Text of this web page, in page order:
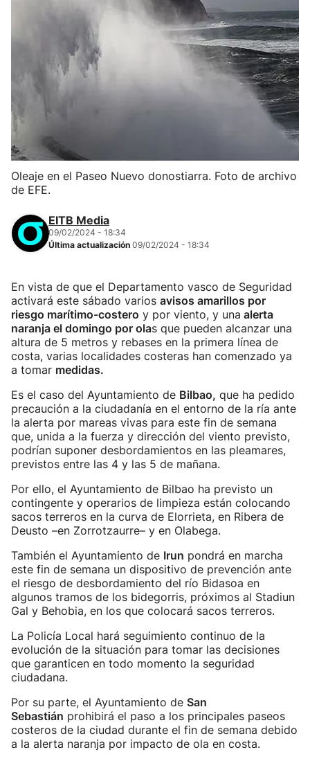
Oleaje en el Paseo Nuevo donostiarra. Foto de archivo
de EFE.
EITB Media
09/02/2024 - 18:34
Última actualización 09/02/2024 - 18:34
En vista de que el Departamento vasco de Seguridad
activará este sábado varios avisos amarillos por
riesgo marítimo-costero y por viento, y una alerta
naranja el domingo por olas que pueden alcanzar una
altura de 5 metros y rebases en la primera línea de
costa, varias localidades costeras han comenzado ya
a tomar medidas.
Es el caso del Ayuntamiento de Bilbao, que ha pedido
precaución a la ciudadanía en el entorno de la ría ante
la alerta por mareas vivas para este fin de semana
que, unida a la fuerza y dirección del viento previsto,
podrían suponer desbordamientos en las pleamares,
previstos entre las 4 y las 5 de mañana.
Por ello, el Ayuntamiento de Bilbao ha previsto un
contingente y operarios de limpieza están colocando
sacos terreros en la curva de Elorrieta, en Ribera de
Deusto –en Zorrotzaurre– y en Olabega.
También el Ayuntamiento de Irun pondrá en marcha
este fin de semana un dispositivo de prevención ante
el riesgo de desbordamiento del río Bidasoa en
algunos tramos de los bidegorris, próximos al Stadiun
Gal y Behobia, en los que colocará sacos terreros.
La Policía Local hará seguimiento continuo de la
evolución de la situación para tomar las decisiones
que garanticen en todo momento la seguridad
ciudadana.
Por su parte, el Ayuntamiento de San
Sebastián prohibirá el paso a los principales paseos
costeros de la ciudad durante el fin de semana debido
a la alerta naranja por impacto de ola en costa.